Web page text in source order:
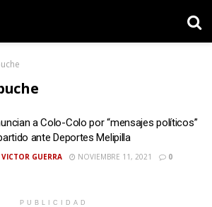
a Colo-Colo por “mensajes políticos”
ante Deportes Melipilla
VICTOR GUERRA NOVIEMBRE 11, 2021 0
PUBLICIDAD